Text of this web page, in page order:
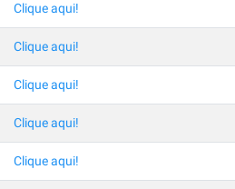
Clique aqui!
Clique aqui!
Clique aqui!
Clique aqui!
Clique aqui!